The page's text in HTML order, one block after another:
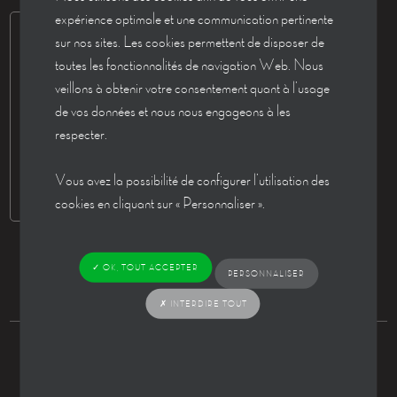
expérience optimale et une communication pertinente
sur nos sites. Les cookies permettent de disposer de
toutes les fonctionnalités de navigation Web. Nous
veillons à obtenir votre consentement quant à l’usage
de vos données et nous nous engageons à les
respecter.
Vous avez la possibilité de configurer l’utilisation des
cookies en cliquant sur « Personnaliser ».
✓ OK, TOUT ACCEPTER
PERSONNALISER
✗ INTERDIRE TOUT